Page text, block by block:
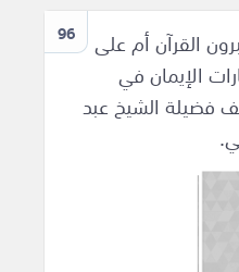
96
القرآن أم على
الإيمان في
فضيلة الشيخ عبد